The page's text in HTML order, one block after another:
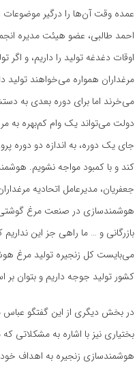
عمده وقت آن‌ها را درگیر
احمد طالبی، عضو هیئت مدیره
اوقات دغدغه تولید را داریم، و
مرغداران همواره می‌خواهند تولید
می‌خرند اما برای دوره بعدی به
دولت می‌تواند یک وام کم‌بهره به
جای یک دوره، به اندازه دو دوره
کند و با کمبود مواجه نشویم.
جعفریان، مدیرعامل اتحادیه
هوشمندسازی در صنعت مرغ
بازرگانی و … ما راهی جز این
می‌بایست کل زنجیره تولید مرغ
کشور تولید جوجه داریم و بتوان
در بخش دیگری از این گفتگو عباس
بختیاری نیز با اشاره به مشکلاتی
هوشمندسازی زنجیره به اهداف